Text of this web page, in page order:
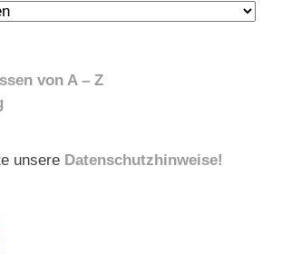
von A – Z
unsere Datenschutzhinweise!